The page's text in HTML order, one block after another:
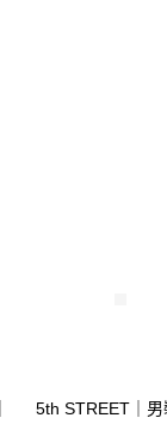
5th STREET｜男